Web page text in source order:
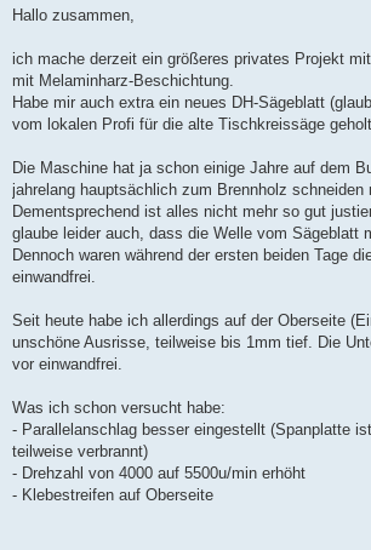
i
a
Hallo zusammen,
ich mache derzeit ein größeres privates Projekt
mit Melaminharz-Beschichtung.
Habe mir auch extra ein neues DH-Sägeblatt
vom lokalen Profi für die alte Tischkreissäge
Die Maschine hat ja schon einige Jahre auf dem
jahrelang hauptsächlich zum Brennholz schneiden
Dementsprechend ist alles nicht mehr so gut
glaube leider auch, dass die Welle vom Sägeblatt
Dennoch waren während der ersten beiden Tage
einwandfrei.
Seit heute habe ich allerdings auf der Oberseite
unschöne Ausrisse, teilweise bis 1mm tief. Die
vor einwandfrei.
Was ich schon versucht habe:
- Parallelanschlag besser eingestellt (Spanplatte
teilweise verbrannt)
- Drehzahl von 4000 auf 5500u/min erhöht
- Klebestreifen auf Oberseite